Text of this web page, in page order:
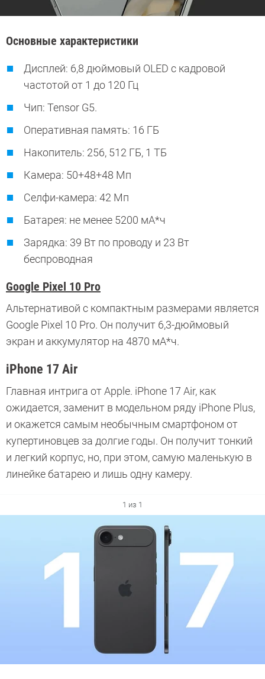
Основные характеристики
Дисплей: 6,8 дюймовый OLED с кадровой
частотой от 1 до 120 Гц
Чип: Tensor G5.
Оперативная память: 16 ГБ
Накопитель: 256, 512 ГБ, 1 ТБ
Камера: 50+48+48 Мп
Селфи-камера: 42 Мп
Батарея: не менее 5200 мА*ч
Зарядка: 39 Вт по проводу и 23 Вт
беспроводная
Google Pixel 10 Pro
Альтернативой с компактным размерами является
Google Pixel 10 Pro. Он получит 6,3-дюймовый
экран и аккумулятор на 4870 мА*ч.
iPhone 17 Air
Главная интрига от Apple. iPhone 17 Air, как
ожидается, заменит в модельном ряду iPhone Plus,
и окажется самым необычным смартфоном от
купертиновцев за долгие годы. Он получит тонкий
и легкий корпус, но, при этом, самую маленькую в
линейке батарею и лишь одну камеру.
1 из 1